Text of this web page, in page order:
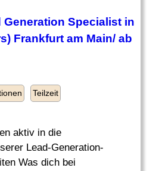
Generation Specialist in
Frankfurt am Main/ ab
Teilzeit
aktiv in die
Lead-Generation-
Was dich bei